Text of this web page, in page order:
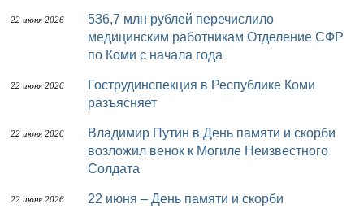
22 июня 2026
536,7 млн рублей перечислило
медицинским работникам Отделение СФР
по Коми с начала года
22 июня 2026
Гострудинспекция в Республике Коми
разъясняет
22 июня 2026
Владимир Путин в День памяти и скорби
возложил венок к Могиле Неизвестного
Солдата
22 июня 2026 22 июня – День памяти и скорби